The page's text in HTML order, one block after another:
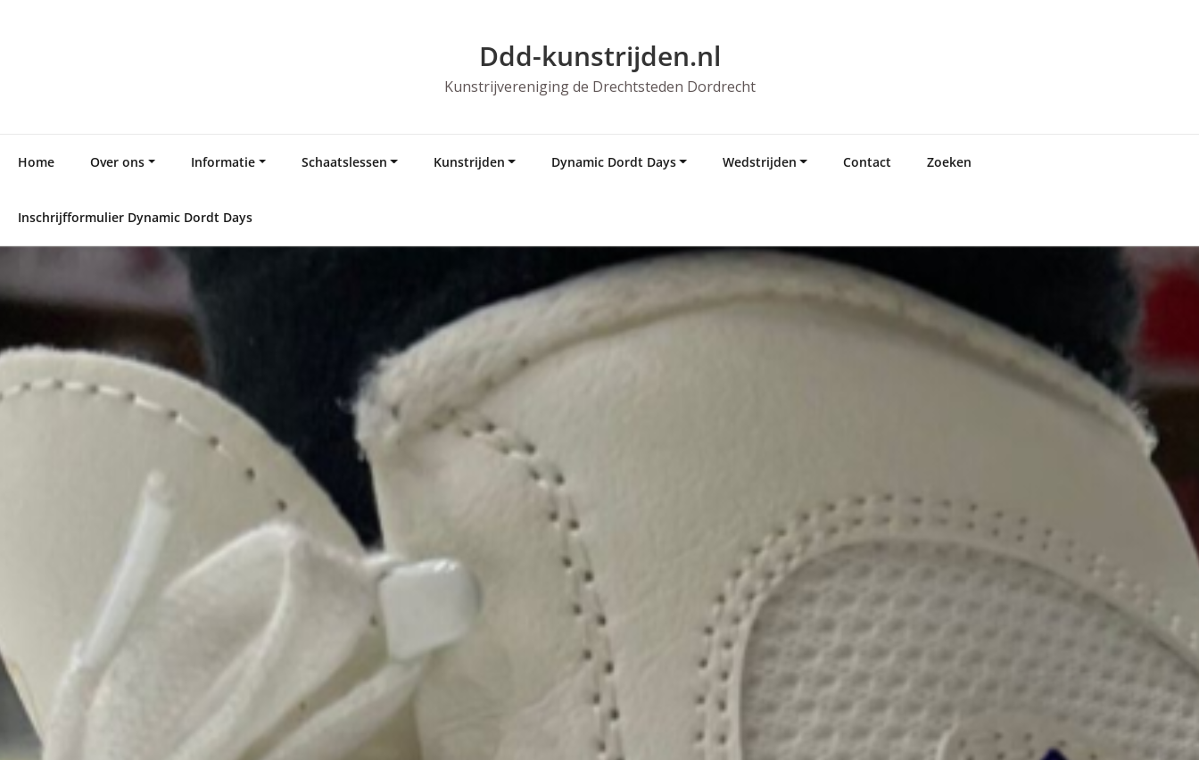
Ddd-kunstrijden.nl
Kunstrijvereniging de Drechtsteden Dordrecht
Home Over ons Informatie Schaatslessen Kunstrijden Dynamic Dordt Days Wedstrijden Contact Zoeken
Inschrijfformulier Dynamic Dordt Days